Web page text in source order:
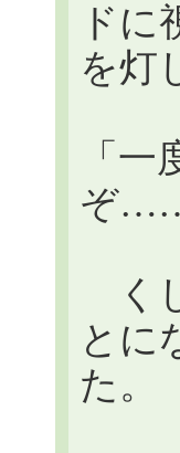
ドに
を灯
「
ぞ
く
とに
た。